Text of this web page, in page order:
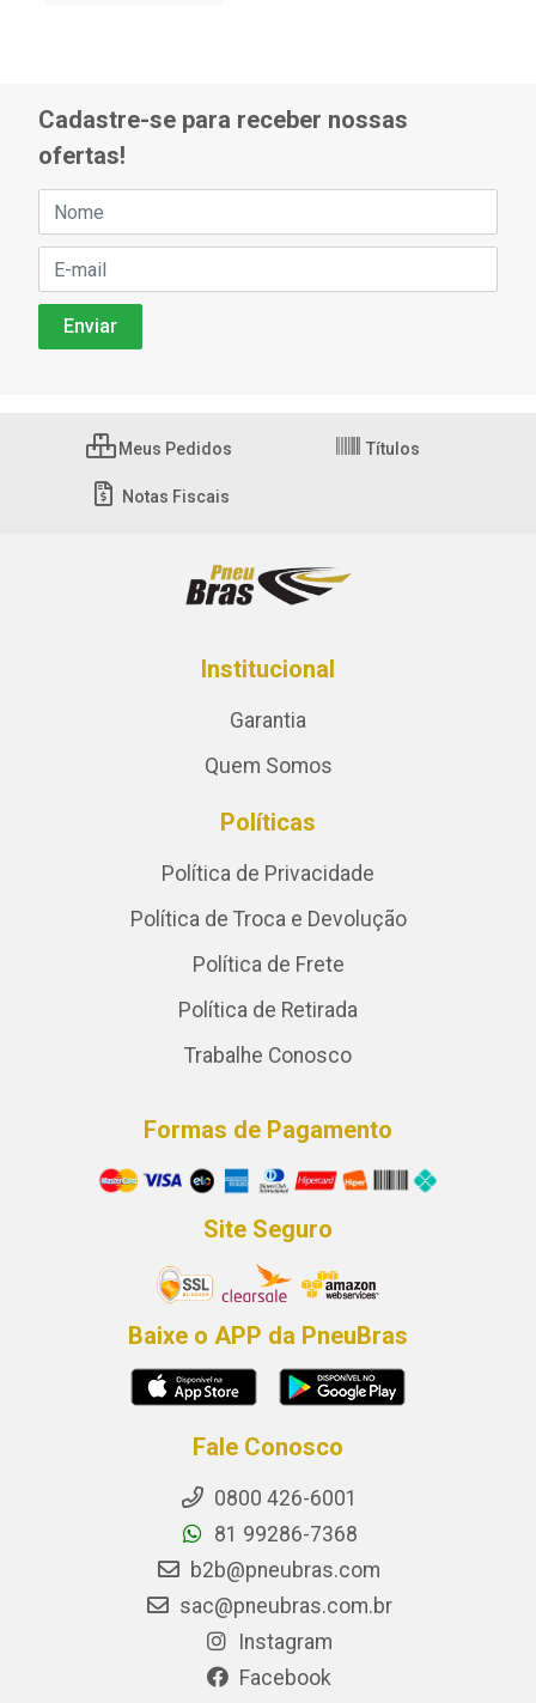
Cadastre-se para receber nossas
ofertas!
Meus Pedidos Títulos
Notas Fiscais
Institucional
Garantia
Quem Somos
Políticas
Política de Privacidade
Política de Troca e Devolução
Política de Frete
Política de Retirada
Trabalhe Conosco
Formas de Pagamento
Site Seguro
Baixe o APP da PneuBras
Fale Conosco
0800 426-6001
81 99286-7368
b2b@pneubras.com
sac@pneubras.com.br
Instagram
Facebook